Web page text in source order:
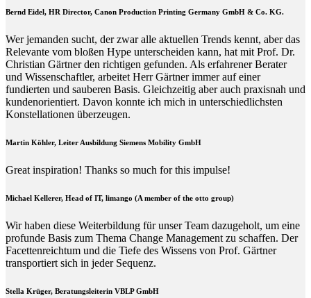
Bernd Eidel, HR Director, Canon Production Printing Germany GmbH & Co. KG.
Wer jemanden sucht, der zwar alle aktuellen Trends kennt, aber das
Relevante vom bloßen Hype unterscheiden kann, hat mit Prof. Dr.
Christian Gärtner den richtigen gefunden. Als erfahrener Berater
und Wissenschaftler, arbeitet Herr Gärtner immer auf einer
fundierten und sauberen Basis. Gleichzeitig aber auch praxisnah und
kundenorientiert. Davon konnte ich mich in unterschiedlichsten
Konstellationen überzeugen.
Martin Köhler, Leiter Ausbildung Siemens Mobility GmbH
Great inspiration! Thanks so much for this impulse!
Michael Kellerer, Head of IT, limango (A member of the otto group)
Wir haben diese Weiterbildung für unser Team dazugeholt, um eine
profunde Basis zum Thema Change Management zu schaffen. Der
Facettenreichtum und die Tiefe des Wissens von Prof. Gärtner
transportiert sich in jeder Sequenz.
Stella Krüger, Beratungsleiterin VBLP GmbH